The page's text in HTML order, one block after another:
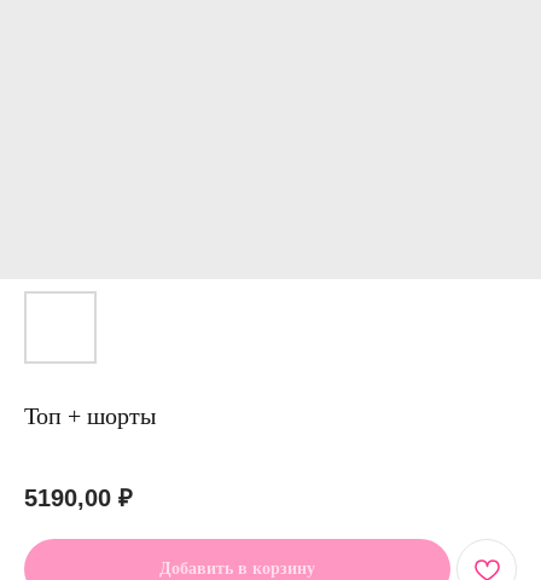
Топ + шорты
5190,00 ₽
Добавить в корзину